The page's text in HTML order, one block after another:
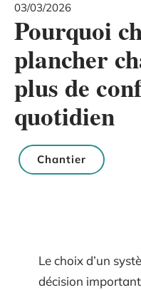
03/03/2026
Pourquoi
plancher
plus de
quotidien
Chantier
Le choix d’un
décision